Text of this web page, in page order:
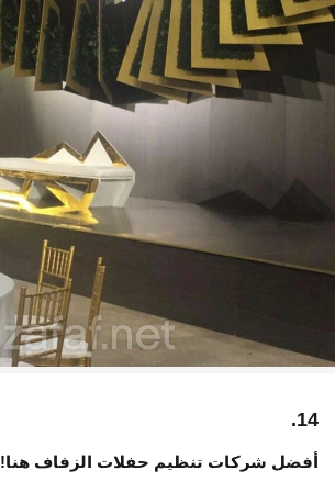
14.
أفضل شركات تنظيم حفلات الزفاف هنا!